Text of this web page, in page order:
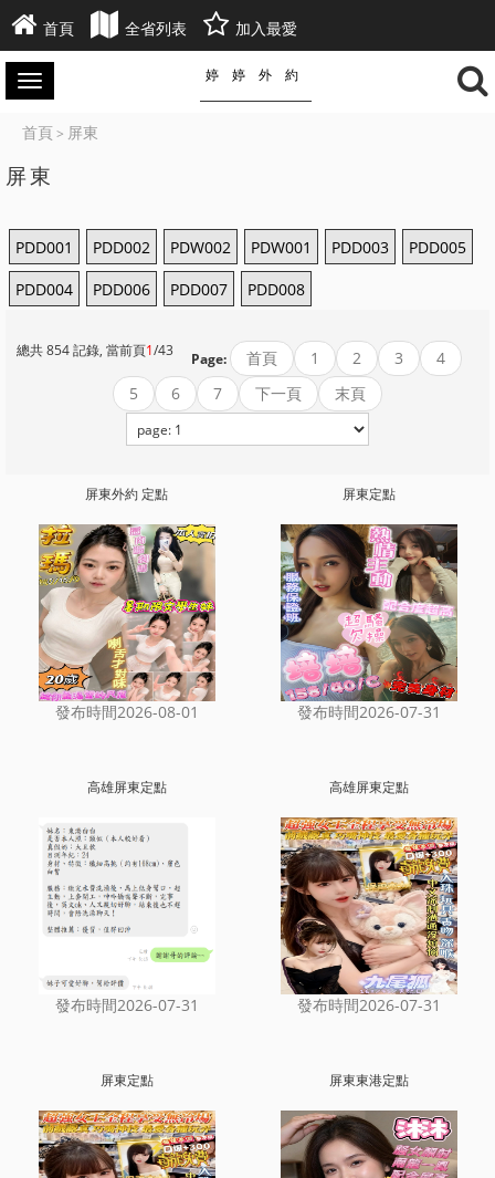
首頁 全省列表 加入最愛
婷婷外約
首頁> 屏東
屏東
PDD001 PDD002 PDW002 PDW001 PDD003
PDD005
PDD004
PDD006 PDD007 PDD008
Page:
總共 854 記錄, 當前頁1/43 首頁 1 2 3
4
5
6 7 下一頁 末頁
屏東外約 定點
發布時間2026-08-01
屏東定點
發布時間2026-07-31
高雄屏東定點
發布時間2026-07-31
高雄屏東定點
發布時間2026-07-31
屏東定點 屏東東港定點